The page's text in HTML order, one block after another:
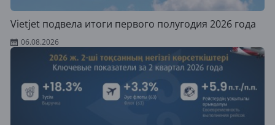
Vietjet подвела итоги первого полугодия 2026 года
06.08.2026